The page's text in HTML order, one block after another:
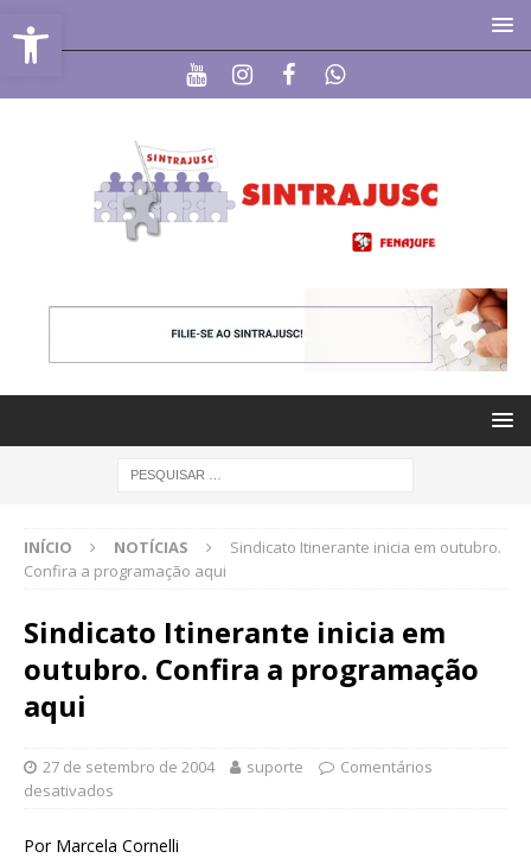
Abrir a barra de ferramentas
INÍCIO NOTÍCIAS
Sindicato Itinerante inicia em outubro.
Confira a programação aqui
Sindicato Itinerante inicia em
outubro. Confira a programação
aqui
27 de setembro de 2004 suporte
Comentários
desativados
Por Marcela Cornelli